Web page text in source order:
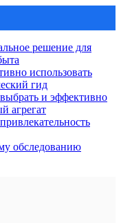
решение для
использовать
гид
и эффективно
агрегат
обследованию